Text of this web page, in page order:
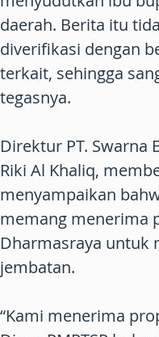
daerah. Berita itu
diverifikasi dengan
terkait, sehingga
tegasnya.
Direktur PT. Swarna
Riki Al Khaliq,
menyampaikan
memang menerima
Dharmasraya untuk
jembatan.
“Kami menerima